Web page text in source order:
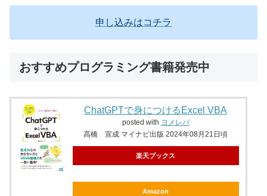
申し込みはコチラ
おすすめプログラミング書籍発売中
ChatGPTで身につけるExcel VBA
posted with ヨメレバ
高橋 宣成 マイナビ出版 2024年08月21日頃
楽天ブックス
Amazon